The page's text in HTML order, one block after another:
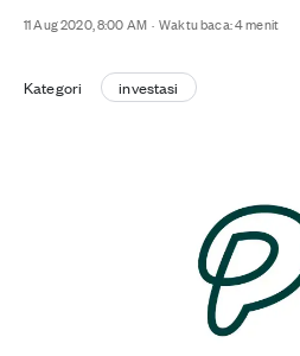
11 Aug 2020, 8:00 AM · Waktu baca:4menit
Kategori investasi